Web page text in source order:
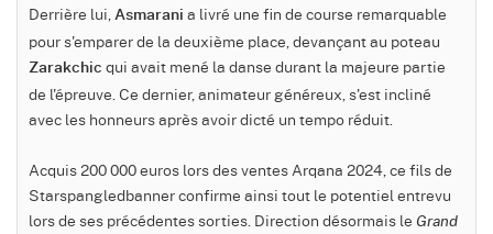
Derrière lui, Asmarani a livré une fin de course remarquable
pour s'emparer de la deuxième place, devançant au poteau
Zarakchic qui avait mené la danse durant la majeure partie
de l'épreuve. Ce dernier, animateur généreux, s'est incliné
avec les honneurs après avoir dicté un tempo réduit.
Acquis 200 000 euros lors des ventes Arqana 2024, ce fils de
Starspangledbanner confirme ainsi tout le potentiel entrevu
lors de ses précédentes sorties. Direction désormais le Grand